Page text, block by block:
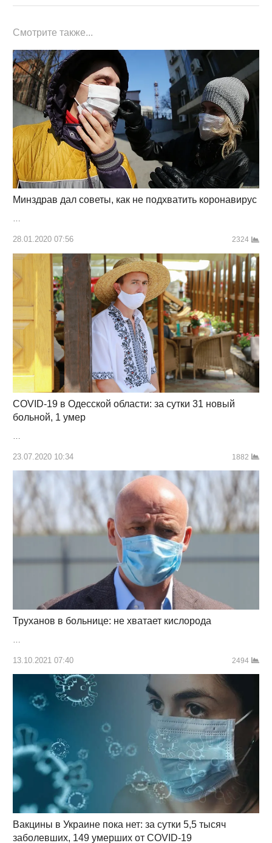
Смотрите также...
Минздрав дал советы, как не подхватить коронавирус
…
28.01.2020 07:56 2324
COVID-19 в Одесской области: за сутки 31 новый
больной, 1 умер
23.07.2020 10:34 1882
Труханов в больнице: не хватает кислорода
13.10.2021 07:40 2494
Вакцины в Украине пока нет: за сутки 5,5 тысяч
заболевших, 149 умерших от COVID-19